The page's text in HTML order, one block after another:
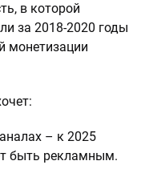
в которой
за 2018-2020 годы
монетизации
– к 2025
быть рекламным.